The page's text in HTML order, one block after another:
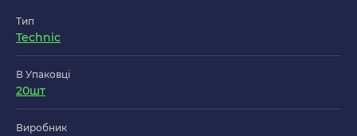
Тип
Technic
В Упаковці
20шт
Виробник